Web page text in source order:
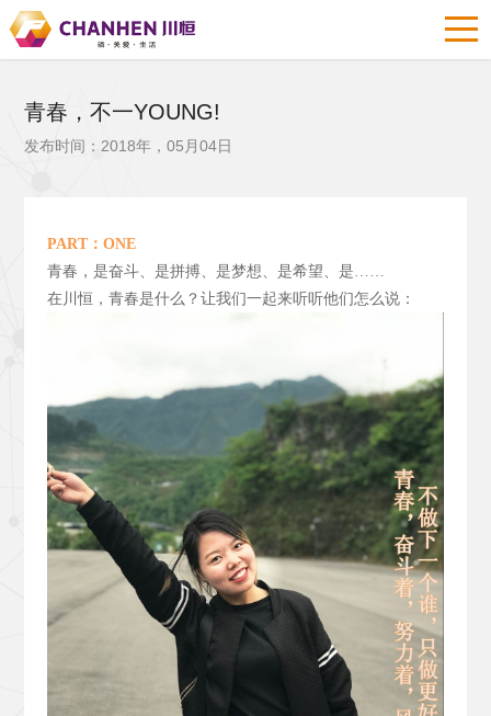
青春，不一YOUNG!
发布时间：2018年，05月04日
PART：ONE
青春，是奋斗、是拼搏、是梦想、是希望、是……
在川恒，青春是什么？让我们一起来听听他们怎么说：